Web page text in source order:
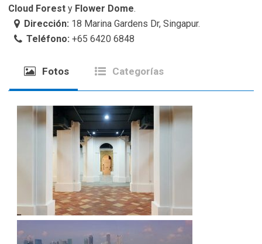
Cloud Forest y Flower Dome.
Dirección: 18 Marina Gardens Dr, Singapur.
Teléfono: +65 6420 6848
Fotos Categorías